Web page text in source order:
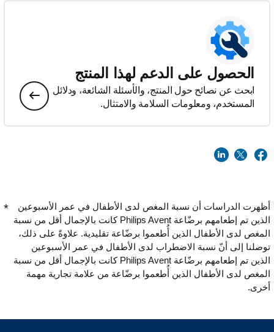
الحصول على الدعم لهذا المنتج
ابحث عن نصائح حول المنتج، والأسئلة الشائعة، ودلائل
المستخدم، ومعلومات السلامة والامتثال.
أظهرت الدراسات أن نسبة المغص لدى الأطفال في عمر الأسبوعين
الذين تم إطعامهم برضّاعة Philips Avent كانت بالإجمال أقل من نسبة
المغص لدى الأطفال الذين أُطعموا برضّاعة تقليدية. علاوةً على ذلك،
توصلنا إلى أنّ نسبة الاضطراب لدى الأطفال في عمر الأسبوعين
الذين تم إطعامهم برضّاعة Philips Avent كانت بالإجمال أقل من نسبة
المغص لدى الأطفال الذين أُطعموا برضّاعة من علامة تجارية مهمة
أخرى.